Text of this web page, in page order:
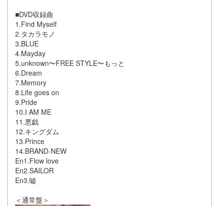
■DVD収録曲
1.Find Myself
2.タカラモノ
3.BLUE
4.Mayday
5.unknown〜FREE STYLE〜もっと
6.Dream
7.Memory
8.Life goes on
9.Pride
10.I AM ME
11.悪戯
12.キングダム
13.Prince
14.BRAND-NEW
En1.Flow love
En2.SAILOR
En3.嘘
＜通常盤＞